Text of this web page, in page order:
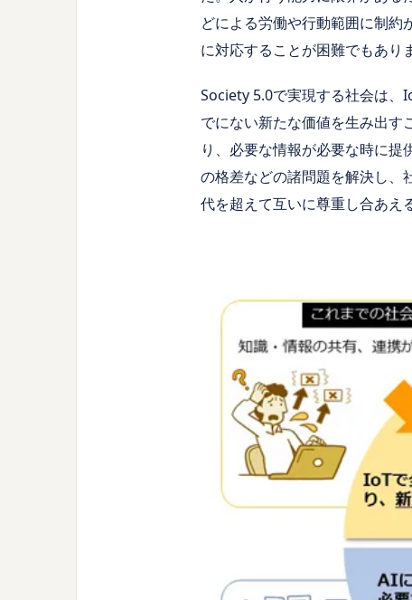
どによる労働や行動範囲に制
に対応することが困難でもあり
Society 5.0で実現する社会は
でにない新たな価値を生み出す
り、必要な情報が必要な時に
の格差などの諸問題を解決し、
代を超えて互いに尊重し合あえ